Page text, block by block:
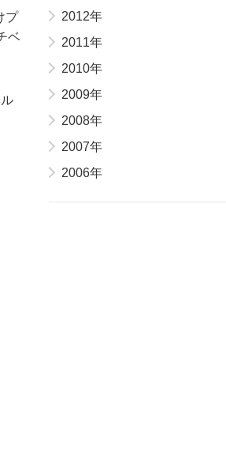
プ
ベ
2012年
2011年
2010年
2009年
2008年
2007年
2006年